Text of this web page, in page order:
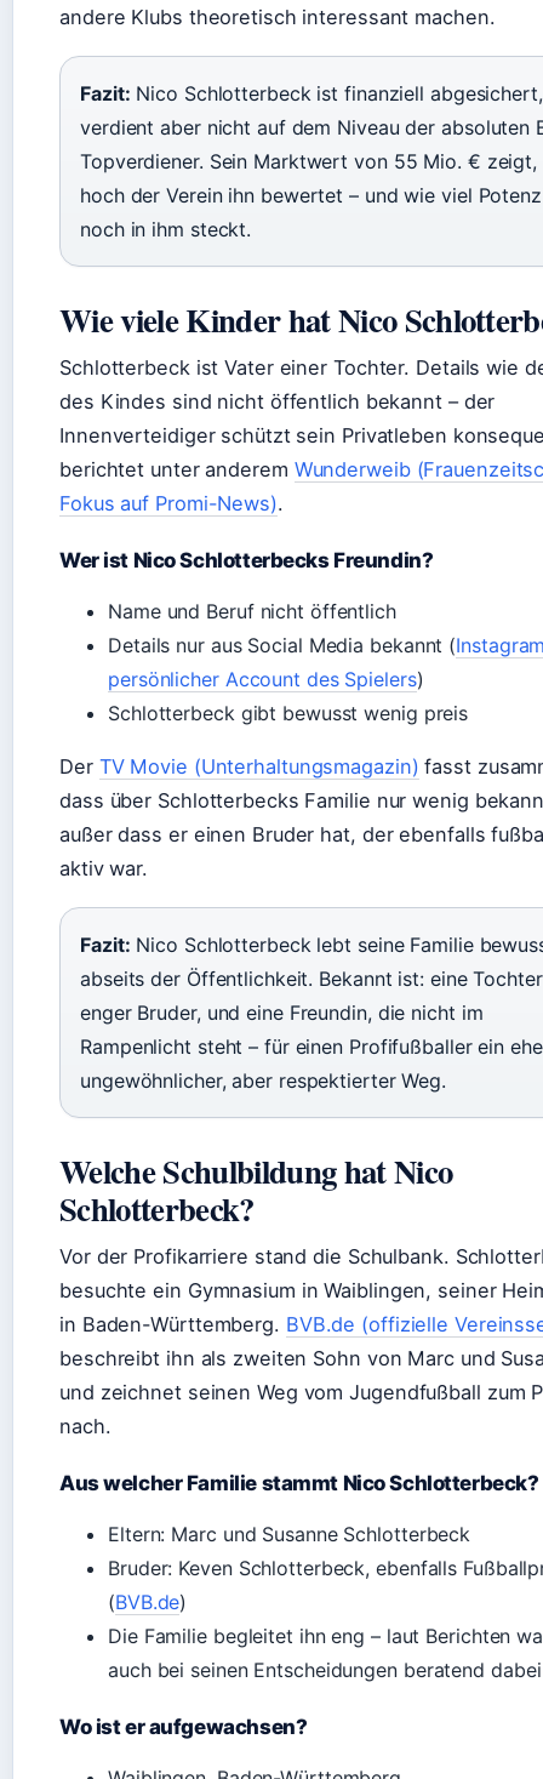
andere Klubs theoretisch interessant machen.
Fazit: Nico Schlotterbeck ist finanziell abgesichert,
verdient aber nicht auf dem Niveau der absoluten
Topverdiener. Sein Marktwert von 55 Mio. € zeigt,
hoch der Verein ihn bewertet – und wie viel
noch in ihm steckt.
Wie viele Kinder hat Nico
Schlotterbeck ist Vater einer Tochter. Details wie
des Kindes sind nicht öffentlich bekannt – der
Innenverteidiger schützt sein Privatleben
berichtet unter anderem Wunderweib
Fokus auf Promi-News).
Wer ist Nico Schlotterbecks Freundin?
Name und Beruf nicht öffentlich
Details nur aus Social Media bekannt (
persönlicher Account des Spielers)
Schlotterbeck gibt bewusst wenig preis
Der TV Movie (Unterhaltungsmagazin) fasst
dass über Schlotterbecks Familie nur wenig
außer dass er einen Bruder hat, der ebenfalls
aktiv war.
Fazit: Nico Schlotterbeck lebt seine Familie
abseits der Öffentlichkeit. Bekannt ist: eine
enger Bruder, und eine Freundin, die nicht im
Rampenlicht steht – für einen Profifußballer ein
ungewöhnlicher, aber respektierter Weg.
Welche Schulbildung hat Nico
Schlotterbeck?
Vor der Profikarriere stand die Schulbank.
besuchte ein Gymnasium in Waiblingen, seiner
in Baden-Württemberg. BVB.de (offizielle
beschreibt ihn als zweiten Sohn von Marc und
und zeichnet seinen Weg vom Jugendfußball zum
nach.
Aus welcher Familie stammt Nico Schlotterbeck?
Eltern: Marc und Susanne Schlotterbeck
Bruder: Keven Schlotterbeck, ebenfalls
(BVB.de)
Die Familie begleitet ihn eng – laut Berichten
auch bei seinen Entscheidungen beratend dabei
Wo ist er aufgewachsen?